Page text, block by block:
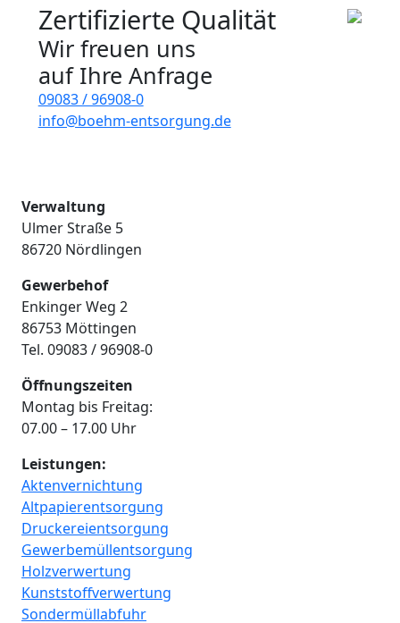
Zertifizierte Qualität
Wir freuen uns
auf Ihre Anfrage
09083 / 96908-0
info@boehm-entsorgung.de
Verwaltung
Ulmer Straße 5
86720 Nördlingen
Gewerbehof
Enkinger Weg 2
86753 Möttingen
Tel. 09083 / 96908-0
Öffnungszeiten
Montag bis Freitag:
07.00 – 17.00 Uhr
Leistungen:
Aktenvernichtung
Altpapierentsorgung
Druckereientsorgung
Gewerbemüllentsorgung
Holzverwertung
Kunststoffverwertung
Sondermüllabfuhr